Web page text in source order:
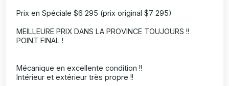
Prix en Spéciale $6 295 (prix original $7 295)
MEILLEURE PRIX DANS LA PROVINCE TOUJOURS !!
POINT FINAL !
Mécanique en excellente condition !!
Intérieur et extérieur très propre !!